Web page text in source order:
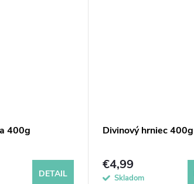
400g
DETAIL
Divinový hrniec 400g
€4,99
Skladom